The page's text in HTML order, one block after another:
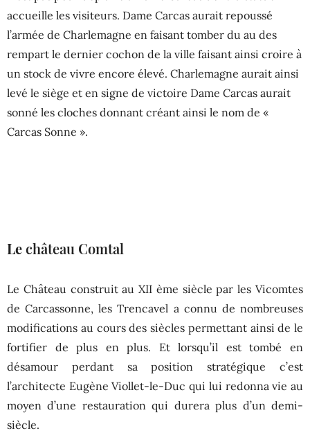
accueille les visiteurs. Dame Carcas aurait repoussé
l’armée de Charlemagne en faisant tomber du au des
rempart le dernier cochon de la ville faisant ainsi croire à
un stock de vivre encore élevé. Charlemagne aurait ainsi
levé le siège et en signe de victoire Dame Carcas aurait
sonné les cloches donnant créant ainsi le nom de «
Carcas Sonne ».
Lechâteau Comtal
Le Château construit au XII ème siècle par les Vicomtes
de Carcassonne, les Trencavel a connu de nombreuses
modifications au cours des siècles permettant ainsi de le
fortifier de plus en plus. Et lorsqu’il est tombé en
désamour perdant sa position stratégique c’est
l’architecte Eugène Viollet-le-Duc qui lui redonna vie au
moyen d’une restauration qui durera plus d’un demi-
siècle.